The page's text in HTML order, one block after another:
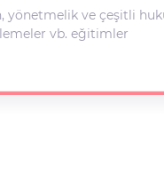
yönetmelik ve çeşitli
vb. eğitimler